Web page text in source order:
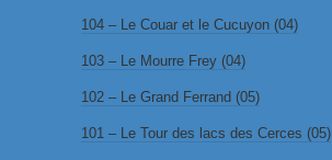
104 – Le Couar et le Cucuyon (04)
103 – Le Mourre Frey (04)
102 – Le Grand Ferrand (05)
101 – Le Tour des lacs des Cerces (05)